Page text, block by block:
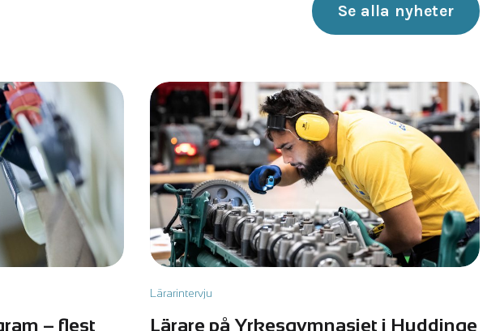
– flest
Lärarintervju
Lärare på Yrkesgymnasiet i Huddinge
Se alla nyheter